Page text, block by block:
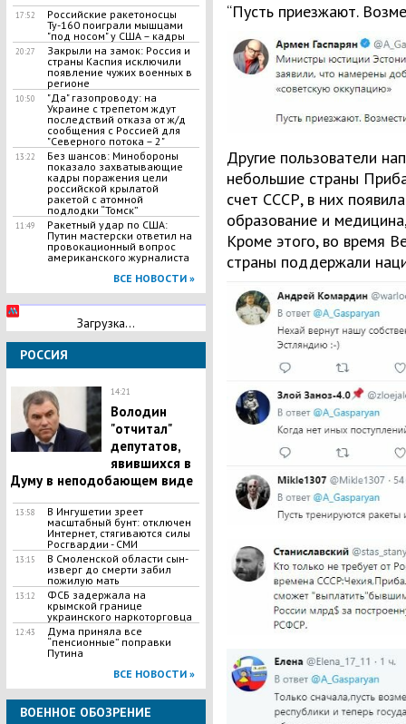
17:52
Российские ракетоносцы
Ту-160 поиграли мышцами
"под носом" у США – кадры
20:27
Закрыли на замок: Россия и
страны Каспия исключили
появление чужих военных в
регионе
10:50
"Да" газопроводу: на
Украине с трепетом ждут
последствий отказа от ж/д
сообщения с Россией для
"Северного потока – 2"
13:22
Без шансов: Минобороны
показало захватывающие
кадры поражения цели
российской крылатой
ракетой с атомной
подлодки “Томск”
11:49
Ракетный удар по США:
Путин мастерски ответил на
провокационный вопрос
американского журналиста
ВСЕ НОВОСТИ »
Загрузка...
РОССИЯ
14:21
Володин
"отчитал"
депутатов,
явившихся в
Думу в неподобающем виде
13:58
В Ингушетии зреет
масштабный бунт: отключен
Интернет, стягиваются силы
Росгвардии - СМИ
13:15
В Смоленской области сын-
изверг до смерти забил
пожилую мать
13:12
ФСБ задержала на
крымской границе
украинского наркоторговца
12:43
Дума приняла все
“пенсионные” поправки
Путина
ВСЕ НОВОСТИ »
ВОЕННОЕ ОБОЗРЕНИЕ
“Пусть приезжают.
Другие пользователи
небольшие страны
счет СССР, в них
образование и
Кроме этого, во время
страны поддержали